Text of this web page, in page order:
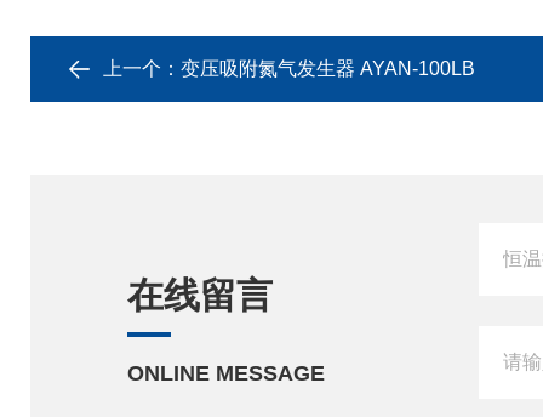
上一个： 变压吸附氮气发生器 AYAN-100LB
在线留言
ONLINE MESSAGE